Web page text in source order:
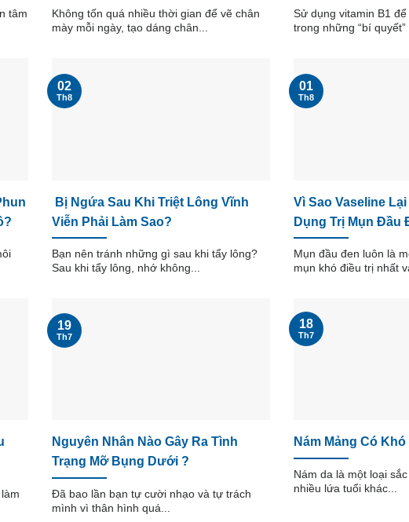
tâm
Không tốn quá nhiều thời gian để vẽ chân
mày mỗi ngày, tạo dáng chân...
Sử dụng vitamin B1
trong những “bí
Bị Ngứa Sau Khi Triệt Lông Vĩnh
Viễn Phải Làm Sao?
Bạn nên tránh những gì sau khi tẩy lông?
Sau khi tẩy lông, nhớ không...
02
Th8
Vì Sao Vaseline
Dụng Trị Mụn Đầu
Mụn đầu đen luôn là
mụn khó điều trị nhất
01
Th8
Nguyên Nhân Nào Gây Ra Tình
Trạng Mỡ Bụng Dưới ?
Đã bao lần bạn tự cười nhạo và tự trách
mình vì thân hình quá...
19
Th7
Nám Mảng Có
Nám da là một loại
nhiều lứa tuổi khác...
18
Th7